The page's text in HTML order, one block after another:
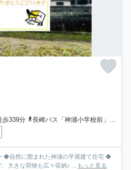
歩339分
長崎バス「神浦小学校前」バス停下車 徒歩4分
大きな荷物も広々収納♪ ... もっと見る